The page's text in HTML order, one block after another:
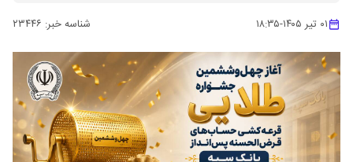
۰۱ تیر ۱۴۰۵ -۱۸:۳۵ شناسه خبر: ۲۳۴۴۶